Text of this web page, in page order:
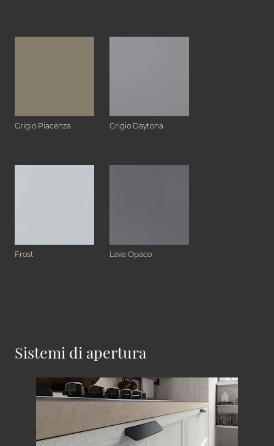
Grigio Piacenza Grigio Daytona
Frost Lava Opaco
Sistemi di apertura